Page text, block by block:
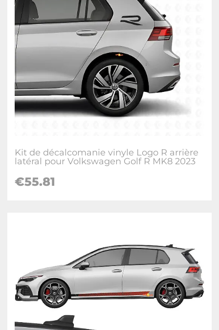
Kit de décalcomanie vinyle Logo R arrière
latéral pour Volkswagen Golf R MK8 2023
€55.81